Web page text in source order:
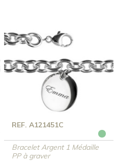
REF. A121451C
Bracelet Argent 1 Médaille
PP à graver